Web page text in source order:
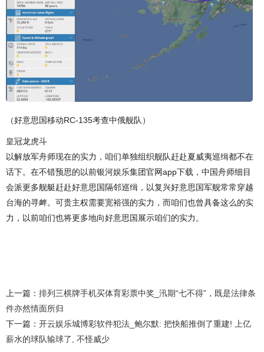
（好意思国移动RC-135考查中俄舰队）
皇冠龙虎斗
以解放军舟师现在的实力，咱们单独组织舰队赶赴夏威夷巡缉都不在
话下。在不错预思的以前银河娱乐集团官网app下载，中国舟师细目
会派更多舰艇赶赴好意思国隔邻巡缉，以复兴好意思国军舰常常穿越
台海的寻衅。可贵主权需要宽裕强的实力，而咱们也曾具备这么的实
力，以前咱们也将更多地向好意思国展示咱们的实力。
上一篇： 排列三棋牌手机买体育彩票中奖_汛期“七不得”，既是法律条
件亦然情面所归
下一篇： 开云娱乐城博彩软件犯法_鲍尔默: 把快船推倒了重建! 上亿
薪水的球队输球了, 不怪威少